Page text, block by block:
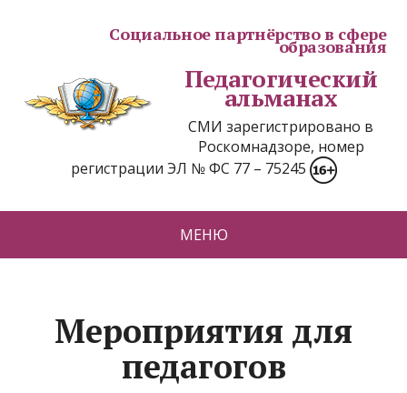
Социальное партнёрство в сфере
образования
Педагогический
альманах
СМИ зарегистрировано в
Роскомнадзоре, номер
регистрации ЭЛ № ФС 77 – 75245
МЕНЮ
Мероприятия для
педагогов